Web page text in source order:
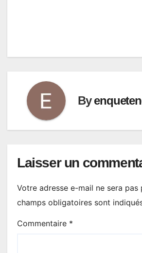
By
Laisser un
Votre adresse e-mail ne sera pas
champs obligatoires sont
Commentaire *